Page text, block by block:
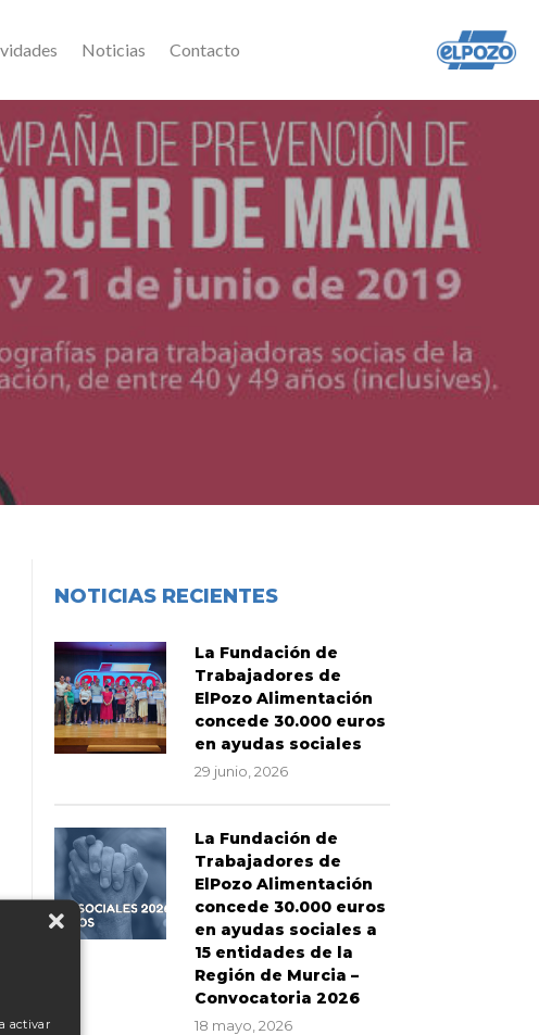
Noticias Contacto
NOTICIAS RECIENTES
La Fundación de
Trabajadores de
ElPozo Alimentación
concede 30.000 euros
en ayudas sociales
29 junio, 2026
La Fundación de
Trabajadores de
ElPozo Alimentación
concede 30.000 euros
en ayudas sociales a
15 entidades de la
Región de Murcia –
Convocatoria 2026
18 mayo, 2026
activar